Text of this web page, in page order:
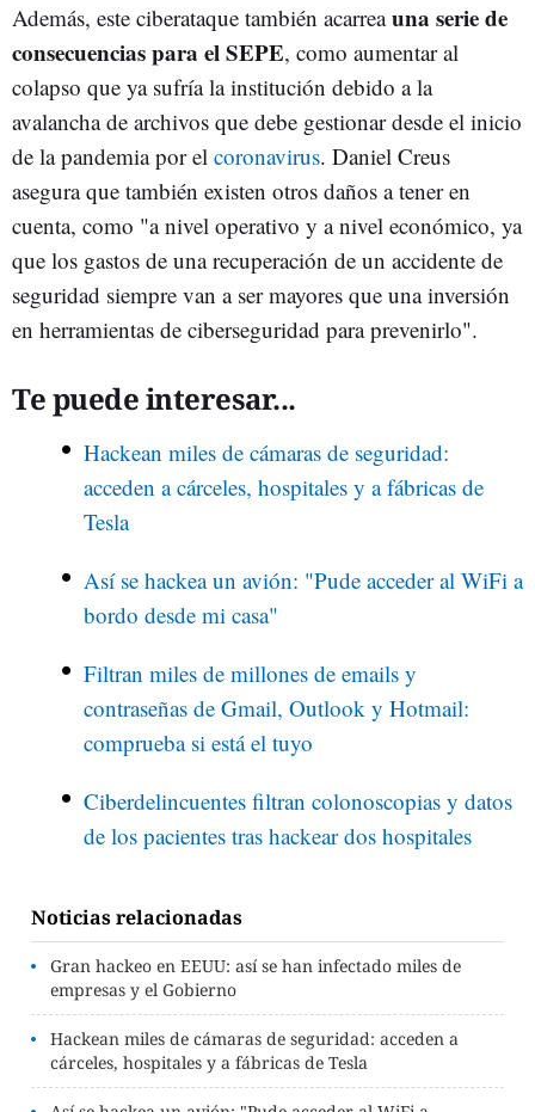
Además, este ciberataque también acarreauna serie de
consecuencias para el SEPE, como aumentar al
colapso que ya sufría la institución debido a la
avalancha de archivos que debe gestionar desde el inicio
de la pandemia por el coronavirus. Daniel Creus
asegura que también existen otros daños a tener en
cuenta, como "a nivel operativo y a nivel económico, ya
que los gastos de una recuperación de un accidente de
seguridad siempre van a ser mayores que una inversión
en herramientas de ciberseguridad para prevenirlo".
Te puede interesar...
Hackean miles de cámaras de seguridad:
acceden a cárceles, hospitales y a fábricas de
Tesla
Así se hackea un avión: "Pude acceder al WiFi a
bordo desde mi casa"
Filtran miles de millones de emails y
contraseñas de Gmail, Outlook y Hotmail:
comprueba si está el tuyo
Ciberdelincuentes filtran colonoscopias y datos
de los pacientes tras hackear dos hospitales
Noticias relacionadas
Gran hackeo en EEUU: así se han infectado miles de
empresas y el Gobierno
Hackean miles de cámaras de seguridad: acceden a
cárceles, hospitales y a fábricas de Tesla